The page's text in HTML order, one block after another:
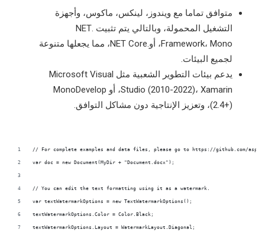
متوافق تماما مع ويندوز، لينكس، ماكوس، وأجهزة
التشغيل المحمولة، وبالتالي يتم تثبيت .NET
Framework، Mono، أو.NET Core، مما يجعلها متنوعة
لجميع البيئات.
يدعم بيئات التطوير الشعبية مثل Microsoft Visual
Studio (2010-2022)، Xamarin، أو MonoDevelop
(2.4+)، وتعزيز الإنتاجية دون مشاكل التوافق.